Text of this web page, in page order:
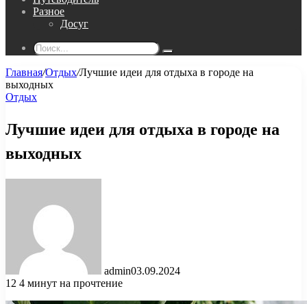
Разное
Досуг
Поиск...
Главная/Отдых/Лучшие идеи для отдыха в городе на
выходных
Отдых
Лучшие идеи для отдыха в городе на
выходных
admin03.09.2024
12 4 минут на прочтение